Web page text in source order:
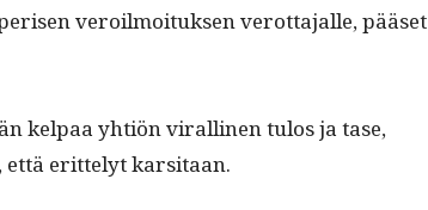
veroil­moituk­sen verot­ta­jalle, pääset
kel­paa yhtiön viralli­nen tulos ja tase,
että erit­te­lyt karsitaan.